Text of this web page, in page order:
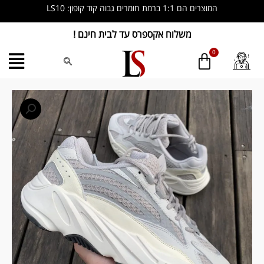
לתוכן
המוצרים הם 1:1 ברמת חומרים גבוה קוד קופון: LS10
משלוח אקספרס עד לבית חינם !
כמות
של
Yeezy
Boost
700
V2
‘Static’